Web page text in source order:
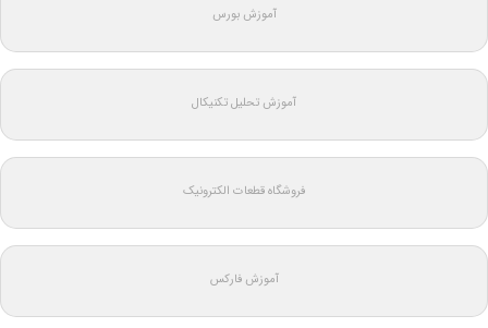
آموزش بورس
آموزش تحلیل تکنیکال
فروشگاه قطعات الکترونیک
آموزش فارکس